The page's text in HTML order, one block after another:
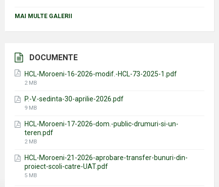
MAI MULTE GALERII
DOCUMENTE
HCL-Moroeni-16-2026-modif.-HCL-73-2025-1.pdf
File
2 MB
P.-V.-sedinta-30-aprilie-2026.pdf
File
9 MB
HCL-Moroeni-17-2026-dom.-public-drumuri-si-un-
teren.pdf
File
2 MB
HCL-Moroeni-21-2026-aprobare-transfer-bunuri-din-
proiect-scoli-catre-UAT.pdf
File
5 MB